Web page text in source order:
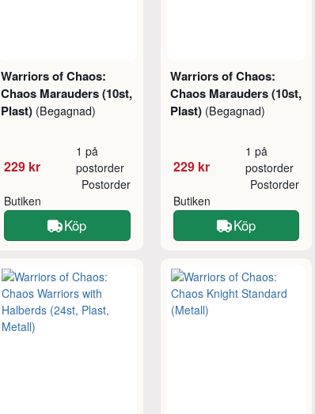
Warriors of Chaos:
Chaos Marauders (10st,
Plast) (Begagnad)
229 kr
1 på
postorder
Butiken
Postorder
Köp
Warriors of Chaos:
Chaos Marauders (10st,
Plast) (Begagnad)
229 kr
1 på
postorder
Butiken
Postorder
Köp